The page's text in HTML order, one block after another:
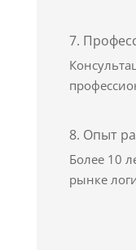
7.
8. Опыт
Более 10
рынке